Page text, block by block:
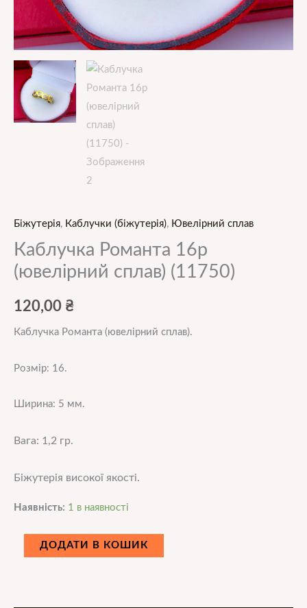
Біжутерія, Каблучки (біжутерія), Ювелірний сплав
Каблучка Романта 16р
(ювелірний сплав) (11750)
120,00 ₴
Каблучка Романта (ювелірний сплав).
Розмір: 16.
Ширина: 5 мм.
Вага: 1,2 гр.
Біжутерія високої якості.
Наявність: 1 в наявності
ДОДАТИ В КОШИК